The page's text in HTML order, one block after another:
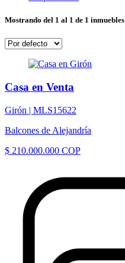
Mostrando del 1 al 1 de 1 inmuebles
Casa en Venta
Girón | MLS15622
Balcones de Alejandría
$ 210.000.000 COP